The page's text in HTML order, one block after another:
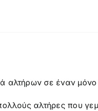
αλτήρων σε έναν μόνο
αλτήρες που